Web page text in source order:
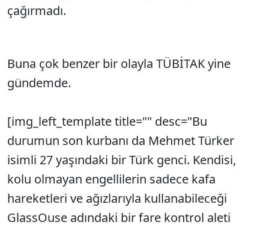
çağırmadı.
Buna çok benzer bir olayla TÜBİTAK yine
gündemde.
[img_left_template title="" desc="Bu
durumun son kurbanı da Mehmet Türker
isimli 27 yaşındaki bir Türk genci. Kendisi,
kolu olmayan engellilerin sadece kafa
hareketleri ve ağızlarıyla kullanabileceği
GlassOuse adındaki bir fare kontrol aleti